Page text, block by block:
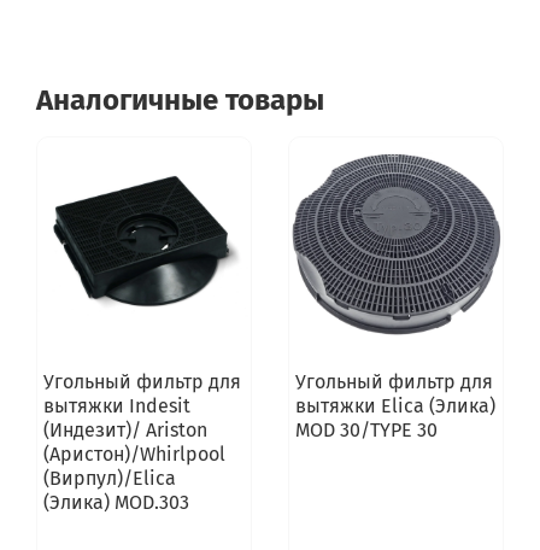
Аналогичные товары
Угольный фильтр для
вытяжки Indesit
(Индезит)/ Ariston
(Аристон)/Whirlpool
(Вирпул)/Elica
(Элика) MOD.303
Угольный фильтр для
вытяжки Elica (Элика)
MOD 30/TYPE 30